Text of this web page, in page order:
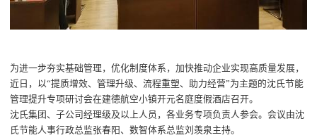
为进一步夯实基础管理，优化制度体系，加快推动企业实现高质量发展，
近日，以“提质增效、管理升级、流程重塑、助力经营”为主题的沈氏节能
管理提升专项研讨会在建德航空小镇开元名庭度假酒店召开。
沈氏集团、子公司经理级及以上人员，各业务专项负责人参会。会议由沈
氏节能人事行政总监张春阳、数智体系总监刘羡泉主持。